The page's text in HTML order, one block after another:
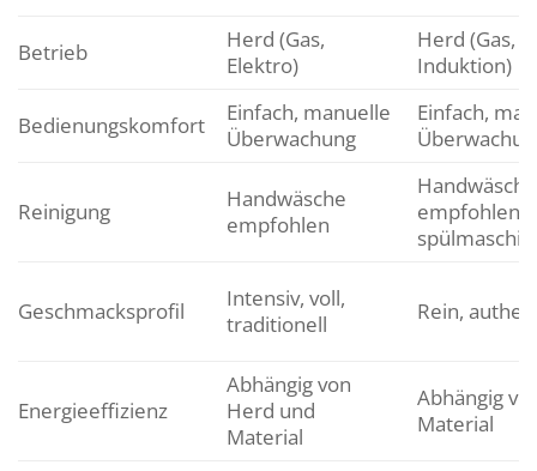
Betrieb
Herd (Gas,
Elektro)
Herd (Gas,
Induktion)
Bedienungskomfort
Einfach, manuelle
Überwachung
Einfach,
Reinigung
Handwäsche
empfohlen
Handwäsche
empfohlen,
Geschmacksprofil
Intensiv, voll,
traditionell
Rein,
Energieeffizienz
Abhängig von
Herd und
Material
Abhängig
Material